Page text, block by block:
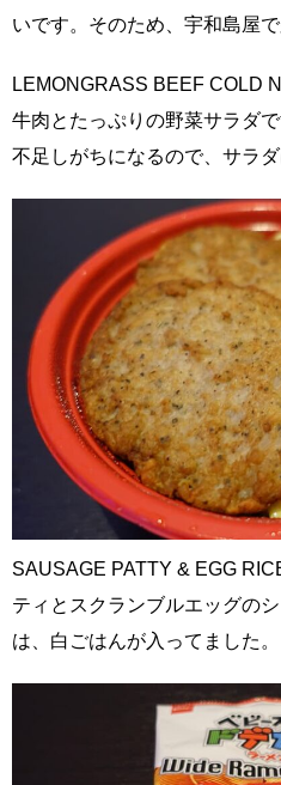
いです。そのため、宇和島屋
LEMONGRASS BEEF COLD
牛肉とたっぷりの野菜サラダ
不足しがちになるので、サラダ
SAUSAGE PATTY & EGG
ティとスクランブルエッグの
は、白ごはんが入ってました。